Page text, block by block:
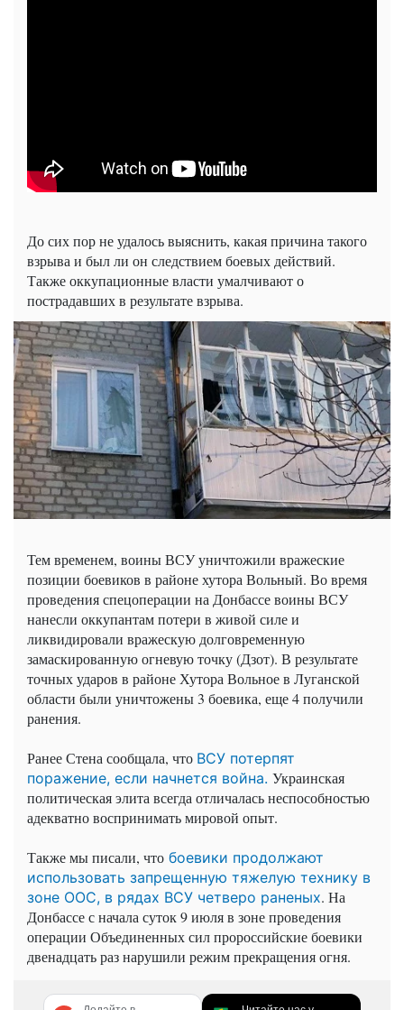
До сих пор не удалось выяснить, какая причина такого
взрыва и был ли он следствием боевых действий.
Также оккупационные власти умалчивают о
пострадавших в результате взрыва.
Тем временем, воины ВСУ уничтожили вражеские
позиции боевиков в районе хутора Вольный. Во время
проведения спецоперации на Донбассе воины ВСУ
нанесли оккупантам потери в живой силе и
ликвидировали вражескую долговременную
замаскированную огневую точку (Дзот). В результате
точных ударов в районе Хутора Вольное в Луганской
области были уничтожены 3 боевика, еще 4 получили
ранения.
Ранее Стена сообщала, что ВСУ потерпят
поражение, если начнется война. Украинская
политическая элита всегда отличалась неспособностью
адекватно воспринимать мировой опыт.
Также мы писали, что боевики продолжают
использовать запрещенную тяжелую технику в
зоне ООС, в рядах ВСУ четверо раненых. На
Донбассе с начала суток 9 июля в зоне проведения
операции Объединенных сил пророссийские боевики
двенадцать раз нарушили режим прекращения огня.